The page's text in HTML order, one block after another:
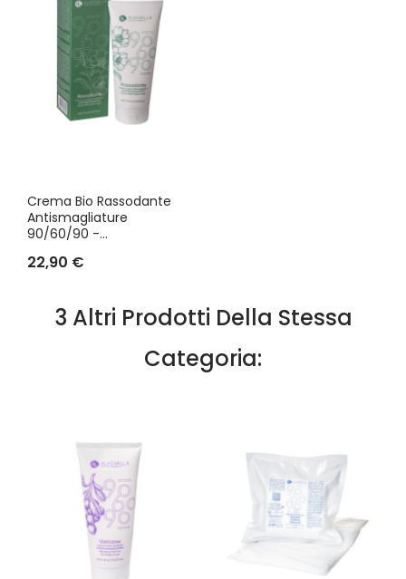
Crema Bio Rassodante
Antismagliature
90/60/90 -...
22,90 €
3 Altri Prodotti Della Stessa
Categoria: